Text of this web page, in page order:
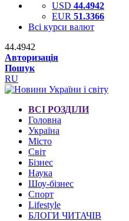
USD 44.4942
EUR 51.3366
Всі курси валют
44.4942
Авторизація
Пошук
RU
ВСІ РОЗДІЛИ
Головна
Україна
Місто
Світ
Бізнес
Наука
Шоу-бізнес
Спорт
Lifestyle
БЛОГИ ЧИТАЧІВ